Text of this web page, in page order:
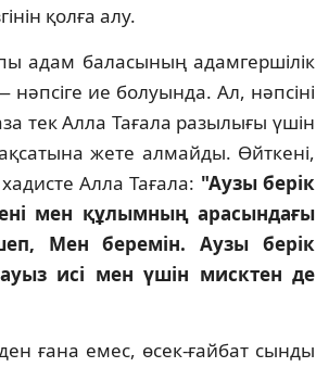
қолға алу.
адам баласының адамгершiлiк
ие болуында. Ал, нәпсiнi
тек Алла Тағала разылығы үшiн
жете алмайды. Өйткенi,
Алла Тағала: "Аузы берiк
мен құлымның арасындағы
Мен беремiн. Аузы берiк
исi мен үшiн мисктен де
ғана емес, өсек-ғайбат сынды